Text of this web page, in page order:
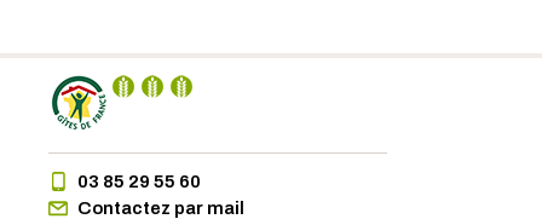
03 85 29 55 60
Contactez par mail